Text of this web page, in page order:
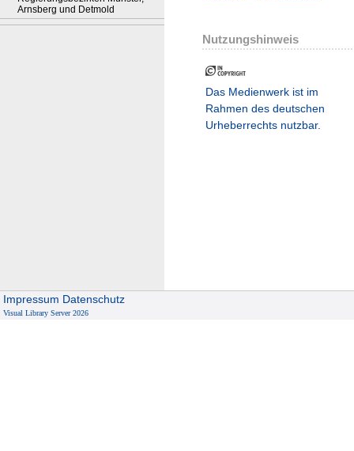
Arnsberg und Detmold
Nutzungshinweis
Das Medienwerk ist im
Rahmen des deutschen
Urheberrechts nutzbar.
Impressum Datenschutz
Visual Library Server 2026